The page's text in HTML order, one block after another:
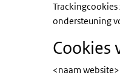
ondersteuning
Cookies
<naam